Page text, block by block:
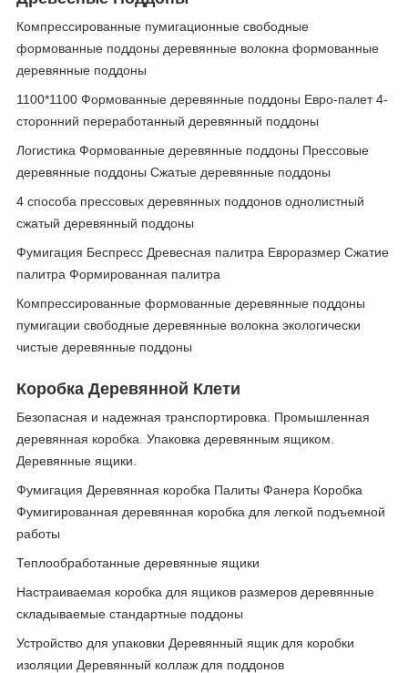
Компрессированные пумигационные свободные
формованные поддоны деревянные волокна формованные
деревянные поддоны
1100*1100 Формованные деревянные поддоны Евро-палет 4-
сторонний переработанный деревянный поддоны
Логистика Формованные деревянные поддоны Прессовые
деревянные поддоны Сжатые деревянные поддоны
4 способа прессовых деревянных поддонов однолистный
сжатый деревянный поддоны
Фумигация Беспресс Древесная палитра Евроразмер Сжатие
палитра Формированная палитра
Компрессированные формованные деревянные поддоны
пумигации свободные деревянные волокна экологически
чистые деревянные поддоны
Коробка Деревянной Клети
Безопасная и надежная транспортировка. Промышленная
деревянная коробка. Упаковка деревянным ящиком.
Деревянные ящики.
Фумигация Деревянная коробка Палиты Фанера Коробка
Фумигированная деревянная коробка для легкой подъемной
работы
Теплообработанные деревянные ящики
Настраиваемая коробка для ящиков размеров деревянные
складываемые стандартные поддоны
Устройство для упаковки Деревянный ящик для коробки
изоляции Деревянный коллаж для поддонов